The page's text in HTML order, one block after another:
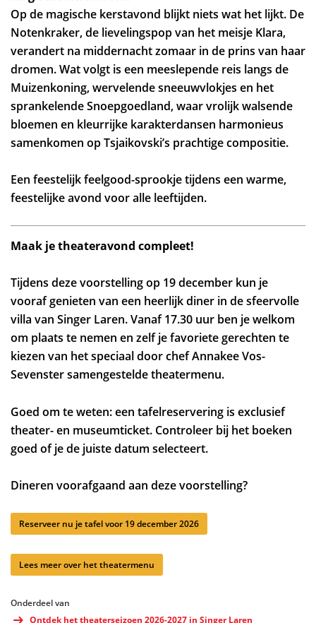
Op de magische kerstavond blijkt niets wat het lijkt. De
Notenkraker, de lievelingspop van het meisje Klara,
verandert na middernacht zomaar in de prins van haar
dromen. Wat volgt is een meeslepende reis langs de
Muizenkoning, wervelende sneeuwvlokjes en het
sprankelende Snoepgoedland, waar vrolijk walsende
bloemen en kleurrijke karakterdansen harmonieus
samenkomen op Tsjaikovski’s prachtige compositie.
Een feestelijk feelgood-sprookje tijdens een warme,
feestelijke avond voor alle leeftijden.
Maak je theateravond compleet!
Tijdens deze voorstelling op 19 december kun je
vooraf genieten van een heerlijk diner in de sfeervolle
villa van Singer Laren. Vanaf 17.30 uur ben je welkom
om plaats te nemen en zelf je favoriete gerechten te
kiezen van het speciaal door chef Annakee Vos-
Sevenster samengestelde theatermenu.
Goed om te weten: een tafelreservering is exclusief
theater- en museumticket. Controleer bij het boeken
goed of je de juiste datum selecteert.
Dineren voorafgaand aan deze voorstelling?
Reserveer nu je tafel voor 19 december 2026
Lees meer over het theatermenu
Onderdeel van
Ontdek het theaterseizoen 2026-2027 in Singer Laren
Inzoomen